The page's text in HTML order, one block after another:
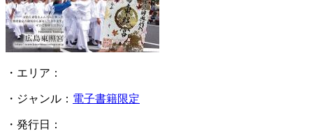
・エリア：
・ジャンル： 電子書籍限定
・発行日：